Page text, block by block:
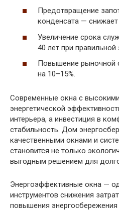
Предотвращение
конденсата — снижает
Увеличение срока
40 лет при правильной
Повышение рыночной
на 10–15%.
Современные окна с
энергетической
интерьера, а инвестиция в
стабильность. Дом
качественными окнами и
становится не только
выгодным решением для
Энергоэффективные окна —
инструментов снижения
повышения